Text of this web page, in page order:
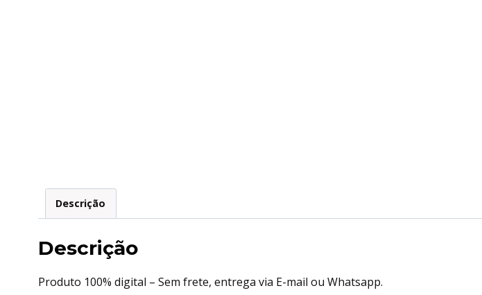
Descrição
Descrição
Produto 100% digital – Sem frete, entrega via E-mail ou Whatsapp.